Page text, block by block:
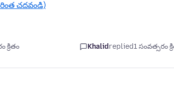
చదవండి)
క్రితం Khalidreplied1 సంవత్సరం